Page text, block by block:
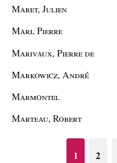
Maret, Julien
Mari, Pierre
Marivaux, Pierre de
Markowicz, André
Marmontel
Marteau, Robert
1 2